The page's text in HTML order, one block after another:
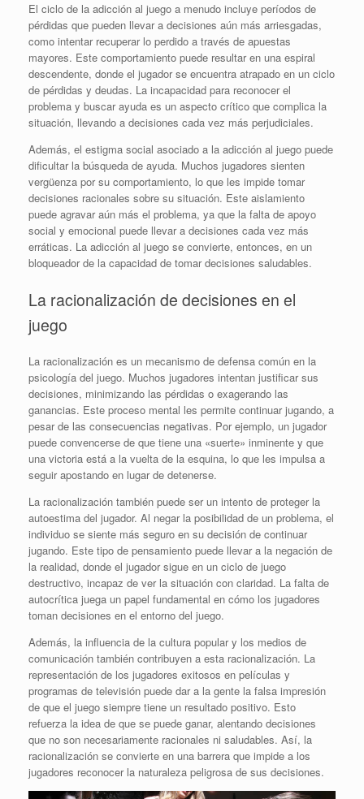
El ciclo de la adicción al juego a menudo incluye períodos de
pérdidas que pueden llevar a decisiones aún más arriesgadas,
como intentar recuperar lo perdido a través de apuestas
mayores. Este comportamiento puede resultar en una espiral
descendente, donde el jugador se encuentra atrapado en un ciclo
de pérdidas y deudas. La incapacidad para reconocer el
problema y buscar ayuda es un aspecto crítico que complica la
situación, llevando a decisiones cada vez más perjudiciales.
Además, el estigma social asociado a la adicción al juego puede
dificultar la búsqueda de ayuda. Muchos jugadores sienten
vergüenza por su comportamiento, lo que les impide tomar
decisiones racionales sobre su situación. Este aislamiento
puede agravar aún más el problema, ya que la falta de apoyo
social y emocional puede llevar a decisiones cada vez más
erráticas. La adicción al juego se convierte, entonces, en un
bloqueador de la capacidad de tomar decisiones saludables.
La racionalización de decisiones en el
juego
La racionalización es un mecanismo de defensa común en la
psicología del juego. Muchos jugadores intentan justificar sus
decisiones, minimizando las pérdidas o exagerando las
ganancias. Este proceso mental les permite continuar jugando, a
pesar de las consecuencias negativas. Por ejemplo, un jugador
puede convencerse de que tiene una «suerte» inminente y que
una victoria está a la vuelta de la esquina, lo que les impulsa a
seguir apostando en lugar de detenerse.
La racionalización también puede ser un intento de proteger la
autoestima del jugador. Al negar la posibilidad de un problema, el
individuo se siente más seguro en su decisión de continuar
jugando. Este tipo de pensamiento puede llevar a la negación de
la realidad, donde el jugador sigue en un ciclo de juego
destructivo, incapaz de ver la situación con claridad. La falta de
autocrítica juega un papel fundamental en cómo los jugadores
toman decisiones en el entorno del juego.
Además, la influencia de la cultura popular y los medios de
comunicación también contribuyen a esta racionalización. La
representación de los jugadores exitosos en películas y
programas de televisión puede dar a la gente la falsa impresión
de que el juego siempre tiene un resultado positivo. Esto
refuerza la idea de que se puede ganar, alentando decisiones
que no son necesariamente racionales ni saludables. Así, la
racionalización se convierte en una barrera que impide a los
jugadores reconocer la naturaleza peligrosa de sus decisiones.